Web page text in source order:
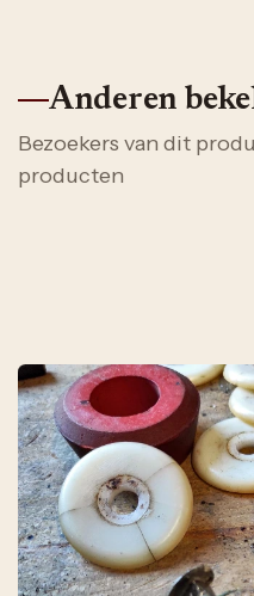
Anderen
Bezoekers van dit
producten